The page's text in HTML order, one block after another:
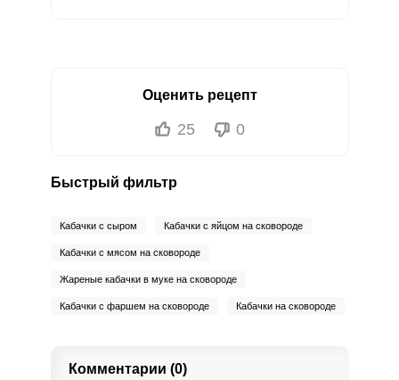
Оценить рецепт
25 0
Быстрый фильтр
Кабачки с сыром Кабачки с яйцом на сковороде
Кабачки с мясом на сковороде
Жареные кабачки в муке на сковороде
Кабачки с фаршем на сковороде Кабачки на сковороде
Комментарии (0)